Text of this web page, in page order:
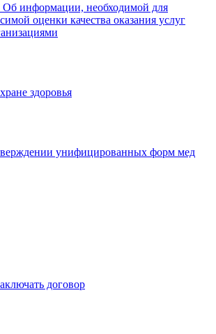
информации, необходимой для
оценки качества оказания услуг
здоровья
унифицированных форм мед
договор